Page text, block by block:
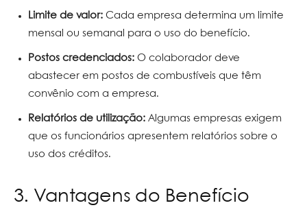
Limite de valor: Cada empresa determina um limite
mensal ou semanal para o uso do benefício.
Postos credenciados: O colaborador deve
abastecer em postos de combustíveis que têm
convênio com a empresa.
Relatórios de utilização: Algumas empresas exigem
que os funcionários apresentem relatórios sobre o
uso dos créditos.
3. Vantagens do Benefício